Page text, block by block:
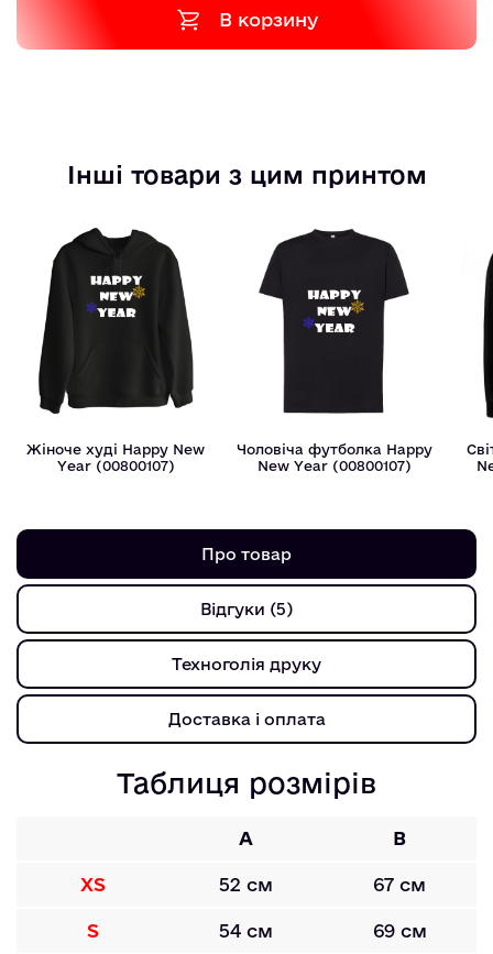
В корзину
Інші товари з цим принтом
Жіноче худі Happy New
Year (00800107)
Чоловіча футболка Happy
New Year (00800107)
Про товар
Відгуки (5)
Техноголія друку
Доставка і оплата
Таблиця розмірів
A B
XS 52 см 67 см
S 54 см 69 см